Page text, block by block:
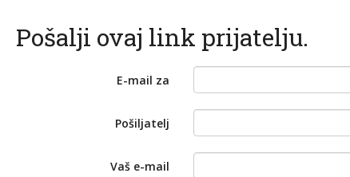
Pošalji ovaj link prijatelju.
E-mail za
Pošiljatelj
Vaš e-mail